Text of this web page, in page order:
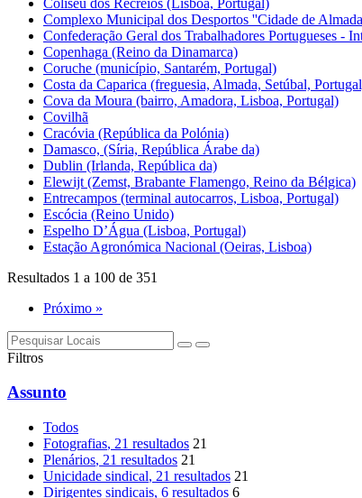
Complexo Municipal dos Desportos ''Cidade de
Confederação Geral dos Trabalhadores Portugueses -
Copenhaga (Reino da Dinamarca)
Coruche (município, Santarém, Portugal)
Costa da Caparica (freguesia, Almada, Setúbal,
Cova da Moura (bairro, Amadora, Lisboa, Portugal)
Covilhã
Cracóvia (República da Polónia)
Damasco, (Síria, República Árabe da)
Dublin (Irlanda, República da)
Elewijt (Zemst, Brabante Flamengo, Reino da Bélgica)
Entrecampos (terminal autocarros, Lisboa, Portugal)
Escócia (Reino Unido)
Espelho D’Água (Lisboa, Portugal)
Estação Agronómica Nacional (Oeiras, Lisboa)
Resultados 1 a 100 de 351
Próximo »
Filtros
Assunto
Todos
Fotografias, 21 resultados 21
Plenários, 21 resultados 21
Unicidade sindical, 21 resultados 21
Dirigentes sindicais, 6 resultados 6